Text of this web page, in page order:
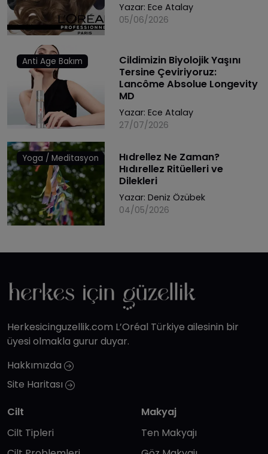
Yazar: Ece Atalay
05/06/2026
Anti Age Bakım
Cildimizin Biyolojik Yaşını
Tersine Çeviriyoruz:
Lancôme Absolue Longevity
MD
Yazar: Ece Atalay
27/07/2026
Yoga / Meditasyon
Hıdrellez Ne Zaman?
Hıdırellez Ritüelleri ve
Dilekleri
Yazar: Deniz Özübek
04/05/2026
Herkesicinguzellik.com L’Oréal Türkiye ailesinin bir
üyesi olmakla gurur duyar.
Hakkımızda
Site Haritası
Cilt
Cilt Tipleri
Makyaj
Ten Makyajı